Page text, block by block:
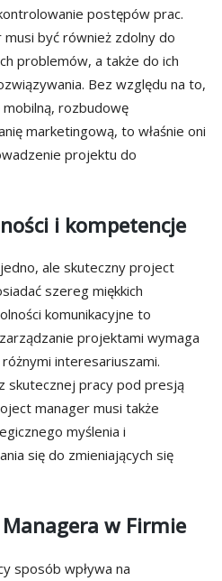
postępów prac.
być również zdolny do
problemów, a także do ich
Bez względu na to,
mobilną, rozbudowę
marketingową, to właśnie oni
projektu do
i kompetencje
ale skuteczny project
szereg miękkich
komunikacyjne to
projektami wymaga
interesariuszami.
skutecznej pracy pod presją
manager musi także
myślenia i
się do zmieniających się
w Firmie
sposób wpływa na